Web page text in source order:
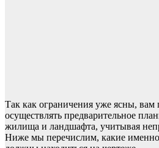
Так как ограничения уже ясны, вам
осуществлять предварительное
жилища и ландшафта, учитывая
Ниже мы перечислим, какие именно